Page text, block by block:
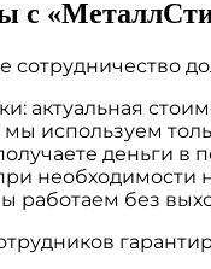
с
актуальная
мы используем
деньги в
необходимости
работаем без